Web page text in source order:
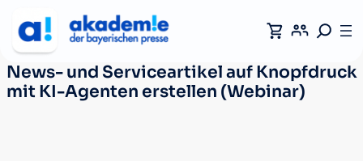
News- und Serviceartikel auf Knopfdruck
mit KI-Agenten erstellen (Webinar)